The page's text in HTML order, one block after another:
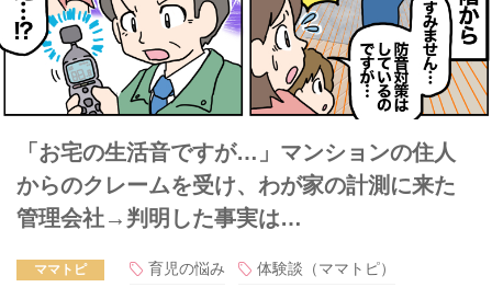
「お宅の生活音ですが…」マンションの住人
からのクレームを受け、わが家の計測に来た
管理会社→判明した事実は…
ママトピ 育児の悩み
体験談（ママトピ）